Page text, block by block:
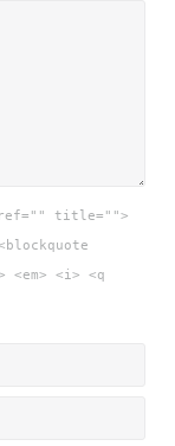
title="">
<i> <q